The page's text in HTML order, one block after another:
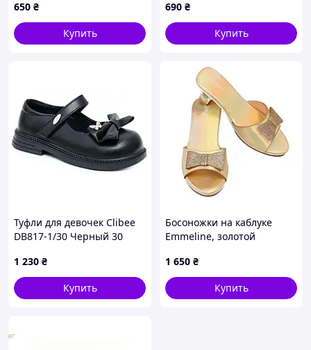
650 ₴
Купить
690 ₴
Купить
Туфли для девочек Clibee
DB817-1/30 Черный 30
1 230 ₴
Купить
Босоножки на каблуке
Emmeline, золотой
1 650 ₴
Купить